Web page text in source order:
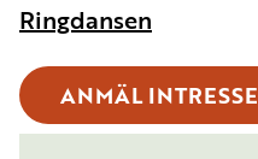
Ringdansen
ANMÄL INTRESSE